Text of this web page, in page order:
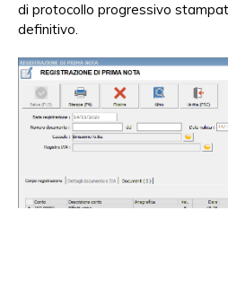
di protocollo progressivo
definitivo.